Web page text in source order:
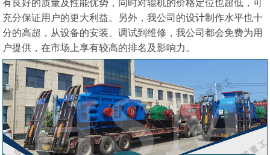
充分保证用户的更大利益。另外，我公司的设计制作水平也十
分的高超，从设备的安装、调试到维修，我公司都会免费为用
户提供，在市场上享有较高的排名及影响力。